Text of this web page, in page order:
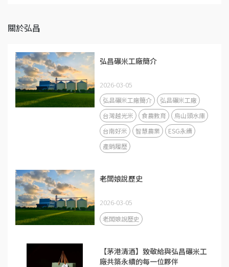
關於弘昌
弘昌碾米工廠簡介
2026-03-05
弘昌碾米工廠簡介
弘昌碾米工廠
台灣越光米
食農教育
烏山頭水庫
台南好米
智慧農業
ESG永續
產銷履歷
老闆娘說歷史
2026-03-05
老闆娘說歷史
【茅港清酒】致敬給與弘昌碾米工
廠共築永續的每一位夥伴